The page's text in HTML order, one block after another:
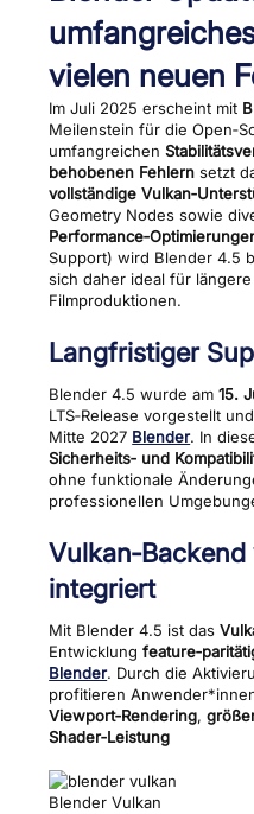
vielen neuen
Im Juli 2025 erscheint mit
Meilenstein für die
umfangreichen
behobenen Fehlern setzt
vollständige
Geometry Nodes sowie
Support) wird Blender 4.5
sich daher ideal für
Filmproduktionen.
Langfristiger
Blender 4.5 wurde am15.
LTS‑Release vorgestellt
Mitte 2027 Blender. In
Sicherheits‑ und
ohne funktionale
professionellen
integriert
Mit Blender 4.5 ist das
Entwicklung
Blender. Durch die
profitieren
Viewport‑Rendering,
Shader‑Leistung
Blender Vulkan